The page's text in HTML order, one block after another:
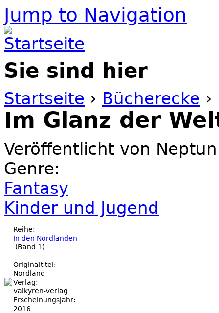
Jump to Navigation
Sie sind hier
Startseite › Bücherecke ›
Im Glanz der
Veröffentlicht von Neptun
Genre:
Fantasy
Kinder und Jugend
Reihe:
In den Nordlanden
(Band 1)
Originaltitel:
Nordland
Verlag:
Valkyren-Verlag
Erscheinungsjahr:
2016